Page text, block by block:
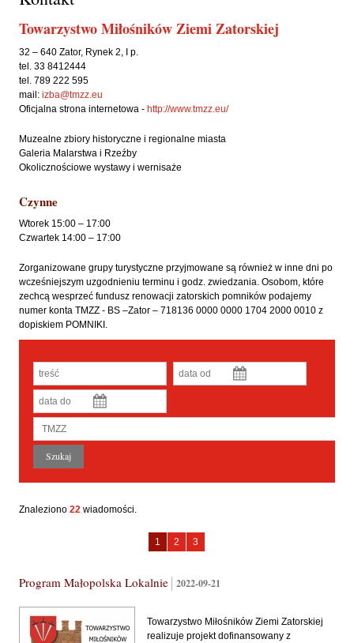
Towarzystwo Miłośników Ziemi Zatorskiej
32 – 640 Zator, Rynek 2, I p.
tel. 33 8412444
tel. 789 222 595
mail:izba@tmzz.eu
Oficjalna strona internetowa -http://www.tmzz.eu/
Muzealne zbiory historyczne i regionalne miasta
Galeria Malarstwa i Rzeźby
Okolicznościowe wystawy i wernisaże
Czynne
Wtorek 15:00 – 17:00
Czwartek 14:00 – 17:00
Zorganizowane grupy turystyczne przyjmowane są również w inne dni po
wcześniejszym uzgodnieniu terminu i godz. zwiedzania. Osobom, które
zechcą wesprzeć fundusz renowacji zatorskich pomników podajemy
numer konta TMZZ - BS –Zator – 718136 0000 0000 1704 2000 0010 z
dopiskiem POMNIKI.
Znaleziono22 wiadomości.
Towarzystwo
Miłośników
Zatorskiej
1
Towarzystwo
Miłośników
Zatorskiej
2
Towarzystwo
Miłośników
Zatorskiej
3
Program Małopolska Lokalnie 2022-09-21
Towarzystwo Miłośników Ziemi Zatorskiej
realizuje projekt dofinansowany z